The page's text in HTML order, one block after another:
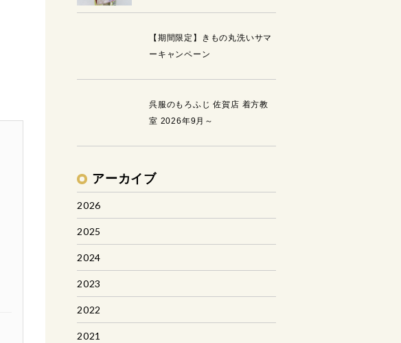
【期間限定】きもの丸洗いサマ
ーキャンペーン
呉服のもろふじ 佐賀店 着方教
室 2026年9月～
アーカイブ
2026
2025
2024
2023
2022
2021